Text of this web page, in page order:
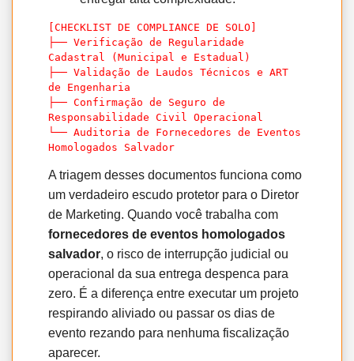
[CHECKLIST DE COMPLIANCE DE SOLO]
├── Verificação de Regularidade
Cadastral (Municipal e Estadual)
├── Validação de Laudos Técnicos e ART
de Engenharia
├── Confirmação de Seguro de
Responsabilidade Civil Operacional
└── Auditoria de Fornecedores de Eventos
A triagem desses documentos funciona como
um verdadeiro escudo protetor para o Diretor
de Marketing. Quando você trabalha com
fornecedores de eventos homologados
salvador, o risco de interrupção judicial ou
operacional da sua entrega despenca para
zero. É a diferença entre executar um projeto
respirando aliviado ou passar os dias de
evento rezando para nenhuma fiscalização
aparecer.